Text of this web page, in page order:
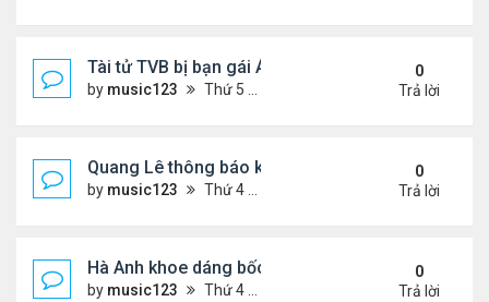
Tài tử TVB bị bạn gái Á hậu phản bội giờ ra sao?
by music123 Thứ 5 Tháng 7 30, 2026 6:18 pm
0
Trả lời
Quang Lê thông báo khẩn cấp
by music123 Thứ 4 Tháng 7 29, 2026 5:52 pm
0
Trả lời
Hà Anh khoe dáng bốc lửa của ở Maldives
by music123 Thứ 4 Tháng 7 29, 2026 5:48 pm
0
Trả lời